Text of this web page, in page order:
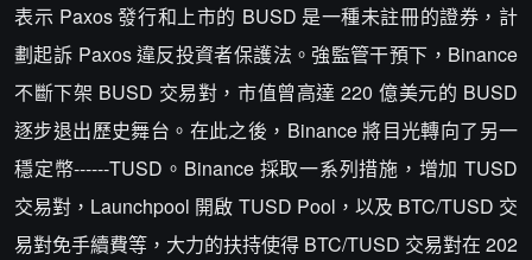
表示 Paxos 發行和上市的 BUSD 是一種未註冊的證券，計
劃起訴 Paxos 違反投資者保護法。強監管干預下，Binance
不斷下架 BUSD 交易對，市值曾高達 220 億美元的 BUSD
逐步退出歷史舞台。在此之後，Binance 將目光轉向了另一
穩定幣------TUSD。Binance 採取一系列措施，增加 TUSD
交易對，Launchpool 開啟 TUSD Pool，以及 BTC/TUSD 交
易對免手續費等，大力的扶持使得 BTC/TUSD 交易對在 202